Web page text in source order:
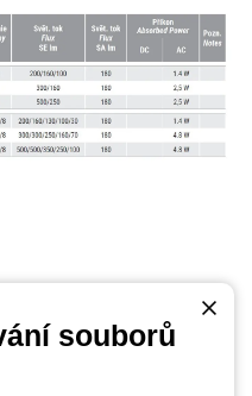
souborů